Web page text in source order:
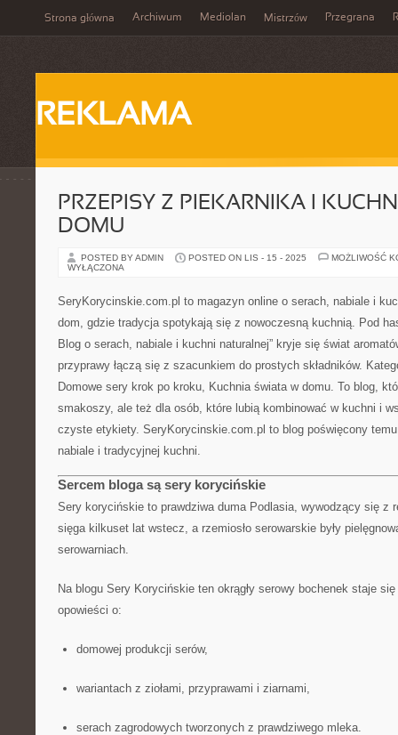
Strona główna Archiwum Mediolan Mistrzów Przegrana
REKLAMA
PRZEPISY Z PIEKARNIKA I
DOMU
POSTED BY ADMIN POSTED ON LIS - 15 - 2025
MOŻLIWOŚĆ
WYŁĄCZONA
SeryKorycinskie.com.pl to magazyn online o serach, nabiale i
dom, gdzie tradycja spotykają się z nowoczesną kuchnią. Pod
Blog o serach, nabiale i kuchni naturalnej” kryje się świat
przyprawy łączą się z szacunkiem do prostych składników.
Domowe sery krok po kroku, Kuchnia świata w domu. To blog,
smakoszy, ale też dla osób, które lubią kombinować w kuchni i
czyste etykiety. SeryKorycinskie.com.pl to blog poświęcony
nabiale i tradycyjnej kuchni.
Sercem bloga są sery korycińskie
Sery korycińskie to prawdziwa duma Podlasia, wywodzący się z
sięga kilkuset lat wstecz, a rzemiosło serowarskie były
serowarniach.
Na blogu Sery Korycińskie ten okrągły serowy bochenek staje
opowieści o:
domowej produkcji serów,
wariantach z ziołami, przyprawami i ziarnami,
serach zagrodowych tworzonych z prawdziwego mleka.